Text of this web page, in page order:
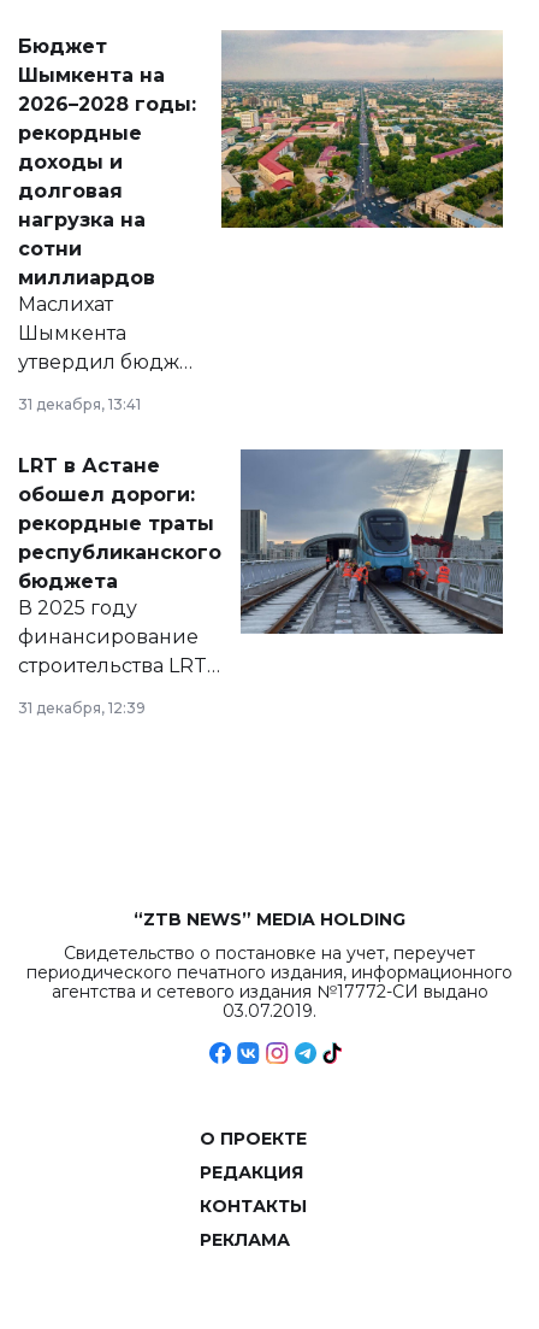
народу
Венесуэлы.
Бюджет
Шымкента на
2026–2028 годы:
рекордные
доходы и
долговая
нагрузка на
сотни
миллиардов
Маслихат
Шымкента
утвердил бюджет
города на 2026–
2028 годы.
документ
появился в базе
нормативных
правовых актов и
на сайте маслихат
города.
31 декабря, 13:41
LRT в Астане
обошел дороги:
рекордные траты
республиканского
бюджета
В 2025 году
финансирование
строительства LRT
в Астане из
республиканского
31 декабря, 12:39
“ZTB NEWS” MEDIA HOLDING
Свидетельство о постановке на учет, переучет
периодического печатного издания, информационного
агентства и сетевого издания №17772-СИ выдано
03.07.2019.
О ПРОЕКТЕ
РЕДАКЦИЯ
КОНТАКТЫ
РЕКЛАМА